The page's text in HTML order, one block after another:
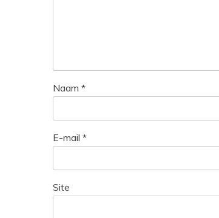
Naam *
E-mail *
Site